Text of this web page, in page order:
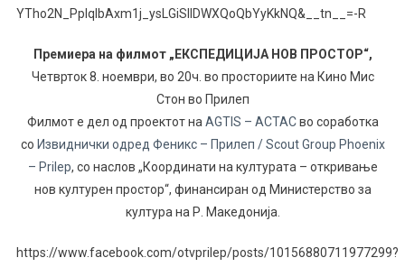
YTho2N_PplqIbAxm1j_ysLGiSIlDWXQoQbYyKkNQ&__tn__=-R
Премиера на филмот „ЕКСПЕДИЦИЈА НОВ ПРОСТОР“,
Четврток 8. ноември, во 20ч. во просториите на Кино Мис
Стон во Прилеп
Филмот е дел од проектот на AGTIS – ACTACво соработка
со Извиднички одред Феникс – Прилеп / Scout Group Phoenix
– Prilep, со наслов „Координати на културата – откривање
нов културен простор“, финансиран од Министерство за
култура на Р. Mакедонија.
https://www.facebook.com/otvprilep/posts/10156880711977299?